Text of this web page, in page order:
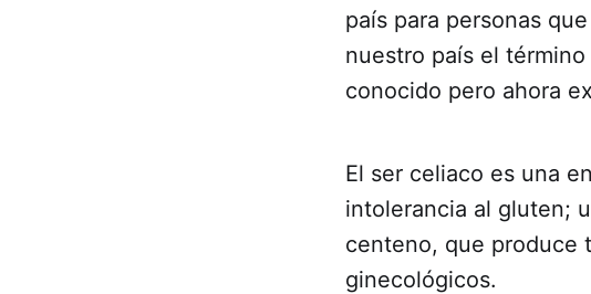
país para personas
nuestro país el
conocido pero ahora
El ser celiaco es una
intolerancia al gluten;
centeno, que produce
ginecológicos.